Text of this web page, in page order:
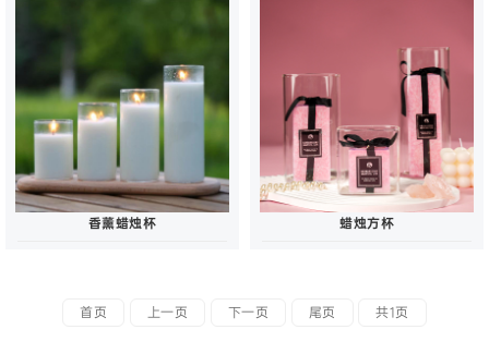
香薰蜡烛杯 蜡烛方杯
首页 上一页 下一页 尾页 共1页